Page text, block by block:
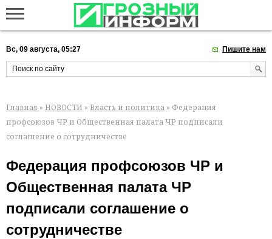
Вс, 09 августа, 05:27 Пишите нам
Главная » НОВОСТИ » Власть и политика » Федерация
профсоюзов ЧР и Общественная палата ЧР подписали
соглашение о сотрудничестве
Федерация профсоюзов ЧР и
Общественная палата ЧР
подписали соглашение о
сотрудничестве